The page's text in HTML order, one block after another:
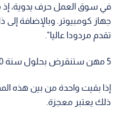
في سوق العمل حرف يدوية، إذ
جهاز كومبيوتر. وبالإضافة إلى
تقدم مردودا عاليا".
5 مهن ستنقرض بحلول سنة 2050
إذا بقيت واحدة من بين هذه
ذلك يعتبر معجزة.